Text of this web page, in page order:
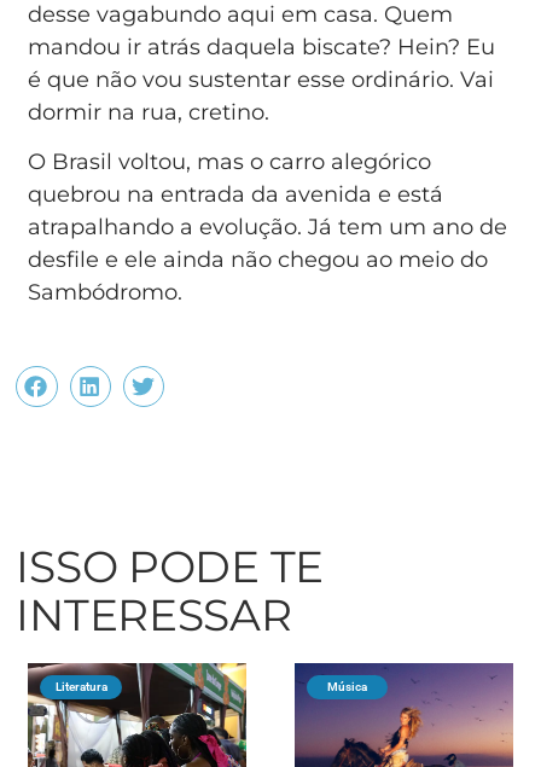
desse vagabundo aqui em casa. Quem
mandou ir atrás daquela biscate? Hein? Eu
é que não vou sustentar esse ordinário. Vai
dormir na rua, cretino.
O Brasil voltou, mas o carro alegórico
quebrou na entrada da avenida e está
atrapalhando a evolução. Já tem um ano de
desfile e ele ainda não chegou ao meio do
Sambódromo.
ISSO PODE TE
INTERESSAR
Literatura Música